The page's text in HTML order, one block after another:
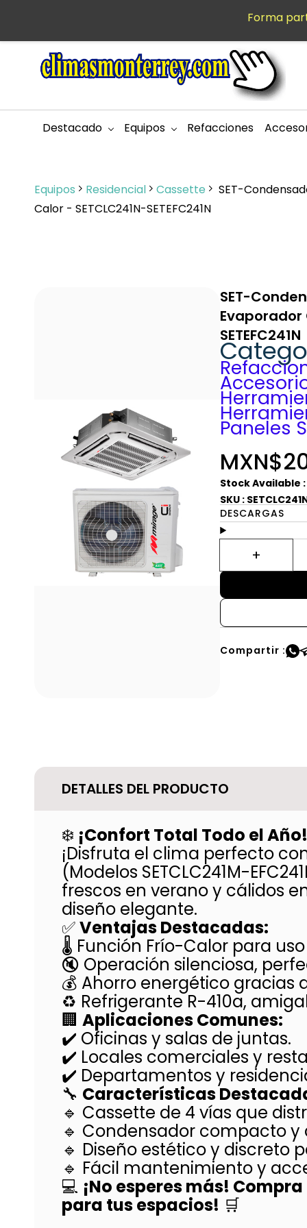
principal
Destacado Equipos Refacciones
Equipos Residencial Cassette
SET-
Calor - SETCLC241N-SETEFC241N
SET-
Evaporador
SETEFC241N
Paneles
Stock Available
SKU :
DESCARGAS
Compartir :
DETALLES DEL PRODUCTO
❄️ ¡Confort Total Todo el Año!
¡Disfruta el clima perfecto
(Modelos SETCLC241M-
frescos en verano y cálidos
diseño elegante.
✅Ventajas Destacadas:
🌡️ Función Frío-Calor para
🔇 Operación silenciosa,
💰 Ahorro energético gracias
♻️ Refrigerante R-410a,
🏢 Aplicaciones Comunes:
✔️ Oficinas y salas de juntas.
✔️ Locales comerciales y
✔️ Departamentos y
🔧 Características
🔹 Cassette de 4 vías que
🔹 Condensador compacto
🔹 Diseño estético y discreto
🔹 Fácil mantenimiento y
💻 ¡No esperes más!
para tus espacios! 🛒
Forma